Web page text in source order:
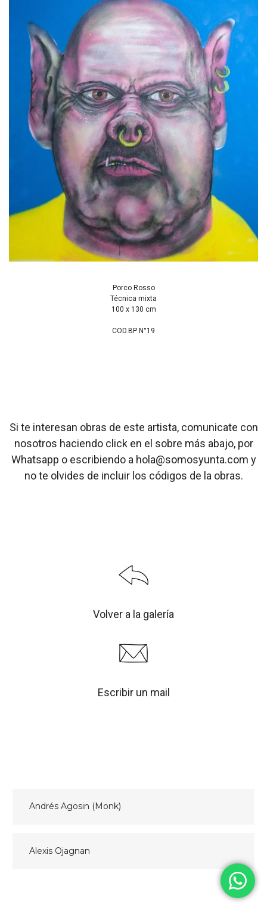
Porco Rosso
Técnica mixta
100 x 130 cm
COD.BP N°19
Si te interesan obras de este artista, comunicate con
nosotros haciendo click en el sobre más abajo, por
Whatsapp o escribiendo a hola@somosyunta.com y
no te olvides de incluir los códigos de la obras.
Volver a la galería
Escribir un mail
Navegación
entradas
Andrés Agosin (Monk)
Alexis Ojagnan